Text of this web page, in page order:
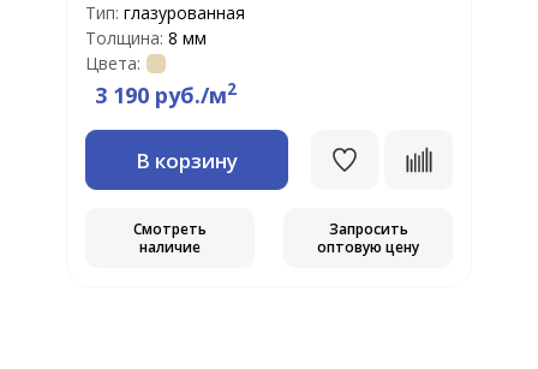
Тип: глазурованная
Толщина: 8 мм
Цвета:
3 190 руб./м2
В корзину
Смотреть
наличие
Запросить
оптовую цену